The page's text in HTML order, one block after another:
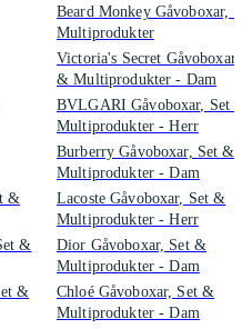
&
&
&
Beard Monkey Gåvoboxar,
Multiprodukter
Victoria's Secret Gåvoboxar,
& Multiprodukter - Dam
BVLGARI Gåvoboxar, Set &
Multiprodukter - Herr
Burberry Gåvoboxar, Set &
Multiprodukter - Dam
Lacoste Gåvoboxar, Set &
Multiprodukter - Herr
Dior Gåvoboxar, Set &
Multiprodukter - Dam
Chloé Gåvoboxar, Set &
Multiprodukter - Dam